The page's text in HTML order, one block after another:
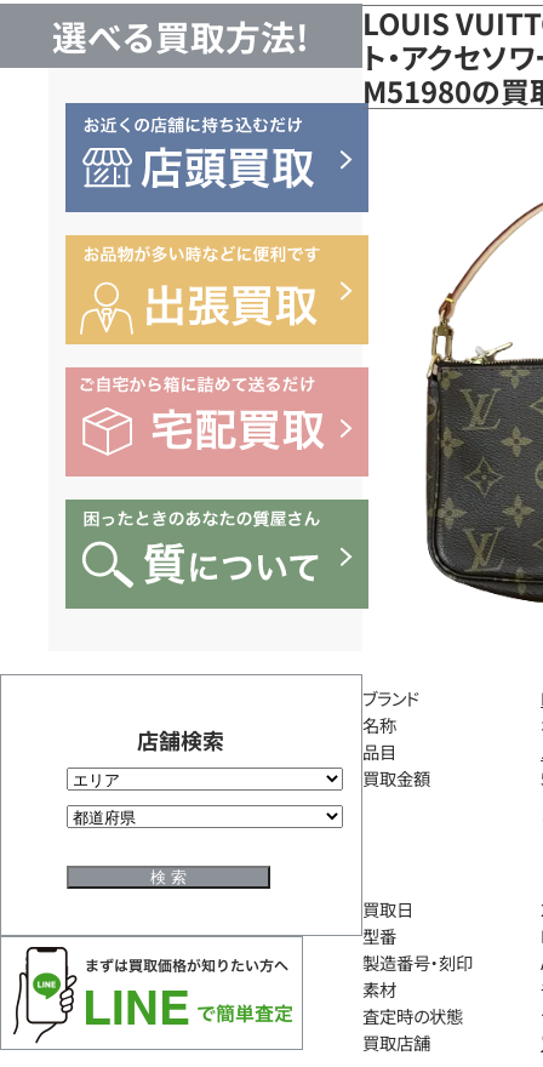
選べる買取方法!
店舗検索
LOUIS
ト・アクセソ
M51980の買
ブランド
名称
品目
買取金額
買取日
型番
製造番号・刻印
素材
査定時の状態
買取店舗